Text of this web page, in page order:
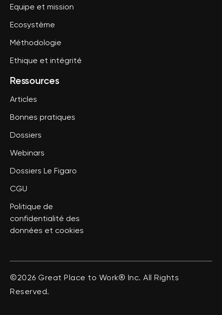
Equipe et mission
Ecosystème
Méthodologie
Ethique et intégrité
Ressources
Articles
Bonnes pratiques
Dossiers
Webinars
Dossiers Le Figaro
CGU
Politique de
confidentialité des
données et cookies
©2026 Great Place to Work® Inc. All Rights
Reserved.